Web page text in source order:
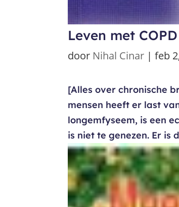
Leven met COPD
door Nihal Cinar |feb
[Alles over chronische
mensen heeft er last
longemfyseem, is een
is niet te genezen. Er is